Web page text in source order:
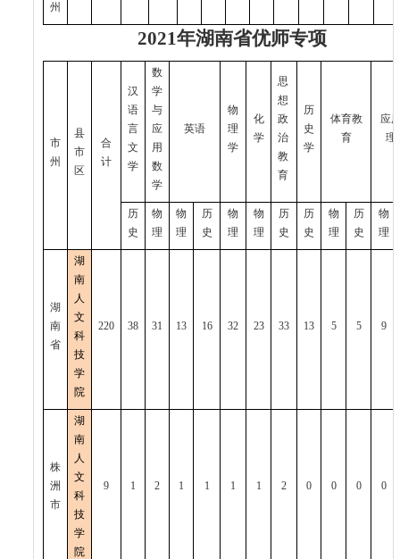
州
2021年湖南省优师专项
市
州
县
市
区
合
计
汉
语
言
文
学
数
学
与
应
用
数
学
英语
物
理
学
化
学
思
想
政
治
教
育
历
史
学
体育教
育
应
理
历
史
物
理
物
理
历
史
物
理
物
理
历
史
历
史
物
理
历
史
物
理
湖
南
省
湖
南
人
文
科
技
学
院
220 38 31 13 16 32 23 33 13 5 5 9
株
洲
市
湖
南
人
文
科
技
学
院
9 1 2 1 1 1 1 2 0 0 0 0